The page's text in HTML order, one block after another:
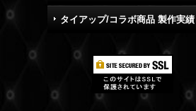
タイアップ/コラボ商品 製作実績